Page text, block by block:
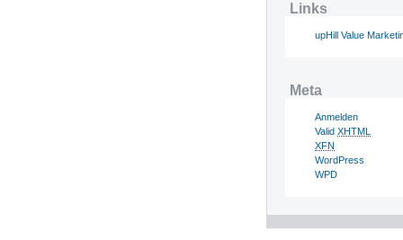
Links
upHill Value
Meta
Anmelden
Valid XHTML
XFN
WordPress
WPD